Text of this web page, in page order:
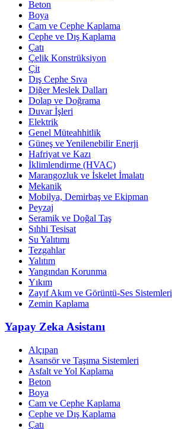
Beton
Boya
Cam ve Cephe Kaplama
Cephe ve Dış Kaplama
Çatı
Çelik Konstrüksiyon
Çit
Dış Cephe Sıva
Diğer Meslek Dalları
Dolap ve Doğrama
Duvar İşleri
Elektrik
Genel Müteahhitlik
Güneş ve Yenilenebilir Enerji
Hafriyat ve Kazı
İklimlendirme (HVAC)
Marangozluk ve İskelet İmalatı
Mekanik
Mobilya, Demirbaş ve Ekipman
Peyzaj
Seramik ve Doğal Taş
Sıhhi Tesisat
Su Yalıtımı
Tezgahlar
Yalıtım
Yangından Korunma
Yıkım
Zayıf Akım ve Görüntü-Ses Sistemleri
Zemin Kaplama
Yapay Zeka Asistanı
Alçıpan
Asansör ve Taşıma Sistemleri
Asfalt ve Yol Kaplama
Beton
Boya
Cam ve Cephe Kaplama
Cephe ve Dış Kaplama
Çatı